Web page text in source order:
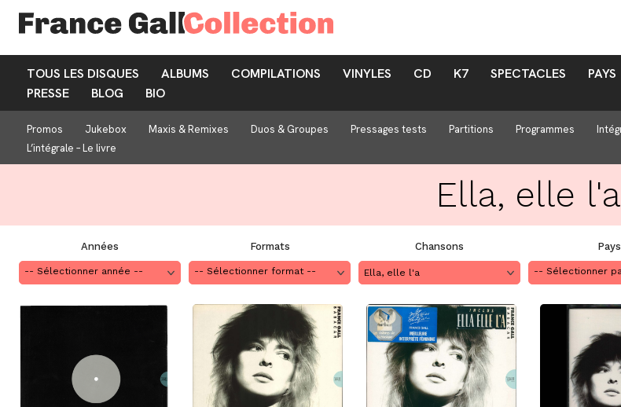
TOUS LES DISQUES ALBUMS COMPILATIONS VINYLES CD K7 SPECTACLES PAYS
PRESSE
BLOG BIO
Promos Jukebox Maxis & Remixes Duos & Groupes Pressages tests Partitions Programmes
L’intégrale – Le livre
Ella, elle l'a
Années Formats Chansons
Ella, elle l'a
Pays